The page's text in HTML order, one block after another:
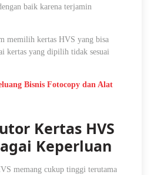
baik karena terjamin
memilih kertas HVS yang bisa
kertas yang dipilih tidak sesuai
Bisnis Fotocopy dan Alat
Kertas HVS
Keperluan
memang cukup tinggi terutama